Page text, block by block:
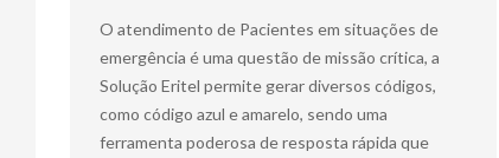
O atendimento de Pacientes em situações de
emergência é uma questão de missão crítica, a
Solução Eritel permite gerar diversos códigos,
como código azul e amarelo, sendo uma
ferramenta poderosa de resposta rápida que